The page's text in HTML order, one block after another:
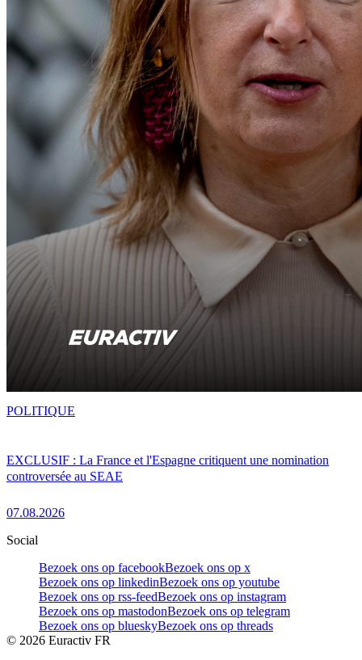
EXCLUSIF : La France et l'Espagne critiquent une nomination
controversée au SEAE
07.08.2026
POLITIQUE
Social
Bezoek ons op facebookBezoek ons op x
Bezoek ons op linkedinBezoek ons op youtube
Bezoek ons op rss-feedBezoek ons op instagram
Bezoek ons op mastodonBezoek ons op telegram
Bezoek ons op blueskyBezoek ons op threads
© 2026 Euractiv FR